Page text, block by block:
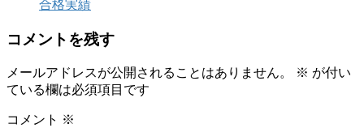
合格実績
コメントを残す
メールアドレスが公開されることはありません。 ※ が付い
ている欄は必須項目です
コメント ※